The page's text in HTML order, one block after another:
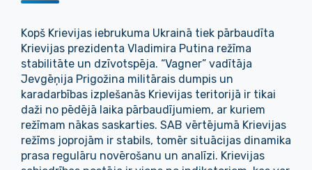
Kopš Krievijas iebrukuma Ukrainā tiek pārbaudīta
Krievijas prezidenta Vladimira Putina režīma
stabilitāte un dzīvotspēja. “Vagner” vadītāja
Jevgēņija Prigožina militārais dumpis un
karadarbības izplešanās Krievijas teritorijā ir tikai
daži no pēdējā laika pārbaudījumiem, ar kuriem
režīmam nākas saskarties. SAB vērtējumā Krievijas
režīms joprojām ir stabils, tomēr situācijas dinamika
prasa regulāru novērošanu un analīzi. Krievijas